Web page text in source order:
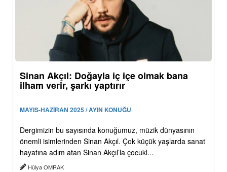
Sinan Akçıl: Doğayla iç içe olmak bana
ilham verir, şarkı yaptırır
MAYIS-HAZİRAN 2025 / AYIN KONUĞU
Dergimizin bu sayısında konuğumuz, müzik dünyasının
önemli isimlerinden Sinan Akçıl. Çok küçük yaşlarda sanat
hayatına adım atan Sinan Akçıl’la çocukl...
Hülya OMRAK